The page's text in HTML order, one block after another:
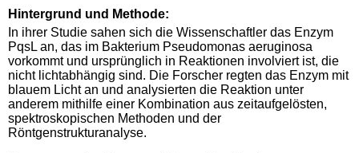
Hintergrund und Methode:
In ihrer Studie sahen sich die Wissenschaftler das Enzym
PqsL an, das im Bakterium Pseudomonas aeruginosa
vorkommt und ursprünglich in Reaktionen involviert ist, die
nicht lichtabhängig sind. Die Forscher regten das Enzym mit
blauem Licht an und analysierten die Reaktion unter
anderem mithilfe einer Kombination aus zeitaufgelösten,
spektroskopischen Methoden und der
Röntgenstrukturanalyse.